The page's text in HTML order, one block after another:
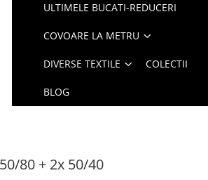
ULTIMELE BUCATI-REDUCERI
COVOARE LA METRU
DIVERSE TEXTILE COLECTII
BLOG
80 + 2x 50/40